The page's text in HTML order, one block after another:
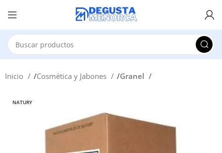
Inicio Cosmética y Jabones Granel
NATURY